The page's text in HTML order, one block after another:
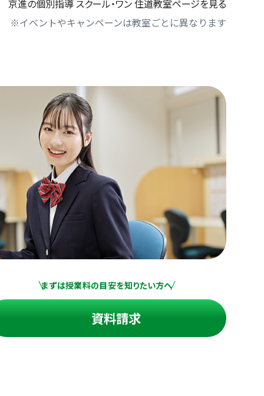
京進の個別指導 スクール・ワン 住道教室ページを見る
※イベントやキャンペーンは教室ごとに異なります
まずは授業料の目安を知りたい方へ
資料請求